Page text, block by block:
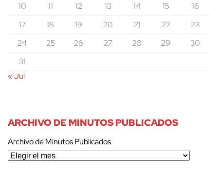
10
11 12 13 14 15
16
17
18 19 20 21 22
23
24
25 26 27 28 29
30
31
« Jul
ARCHIVO DE MINUTOS PUBLICADOS
Archivo de Minutos Publicados